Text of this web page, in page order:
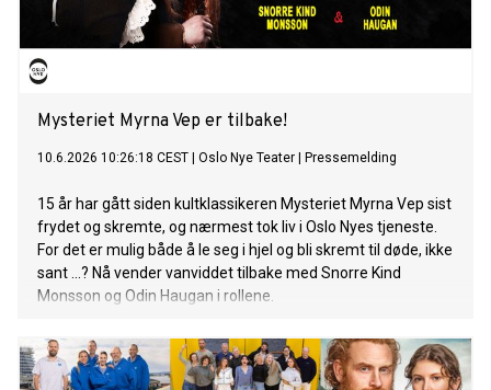
Mysteriet Myrna Vep er tilbake!
10.6.2026 10:26:18 CEST Oslo Nye Teater Pressemelding
15 år har gått siden kultklassikeren Mysteriet Myrna Vep sist
frydet og skremte, og nærmest tok liv i Oslo Nyes tjeneste.
For det er mulig både å le seg i hjel og bli skremt til døde, ikke
sant ...? Nå vender vanviddet tilbake med Snorre Kind
Monsson og Odin Haugan i rollene.